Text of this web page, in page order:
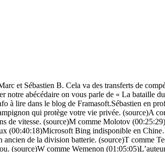
et Sébastien B. Cela va des transferts de
notre abécédaire on vous parle de « La bataille
à lire dans le blog de Framasoft.Sébastien en
qui protège votre vie privée. (source)A
de vitesse. (source)M comme Molotov
(00:40:18)Microsoft Bing indisponible en
de la division batterie. (source)T comme
comme Wemenon